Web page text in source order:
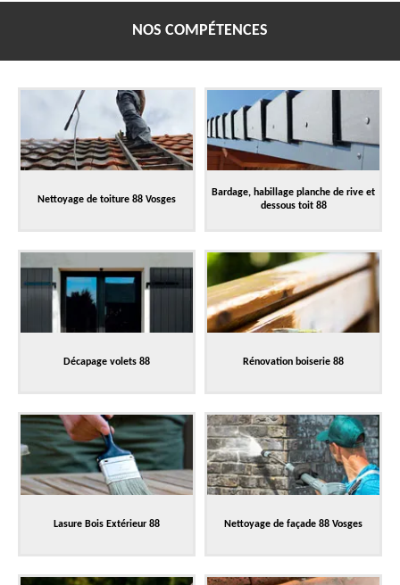
NOS COMPÉTENCES
Nettoyage de toiture 88 Vosges
Bardage, habillage planche de rive et
dessous toit 88
Décapage volets 88 Rénovation boiserie 88
Lasure Bois Extérieur 88 Nettoyage de façade 88 Vosges